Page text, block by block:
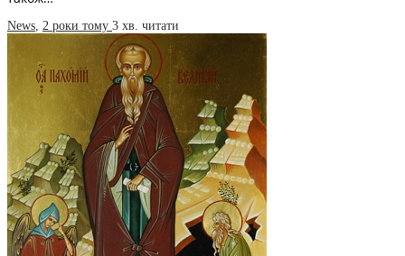
News, 2 роки тому 3 хв. читати